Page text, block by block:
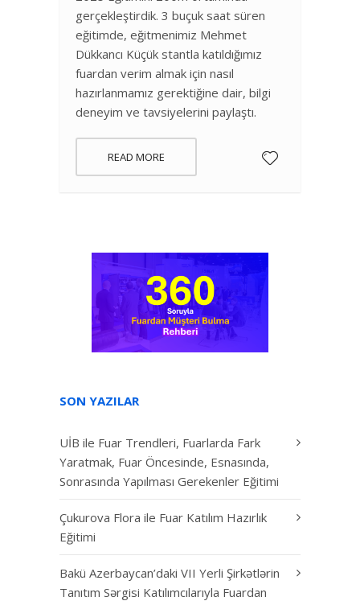
gerçekleştirdik. 3 buçuk saat süren
eğitimde, eğitmenimiz Mehmet
Dükkancı Küçük stantla katıldığımız
fuardan verim almak için nasıl
hazırlanmamız gerektiğine dair, bilgi
deneyim ve tavsiyelerini paylaştı.
READ MORE
SON YAZILAR
UİB ile Fuar Trendleri, Fuarlarda Fark
Yaratmak, Fuar Öncesinde, Esnasında,
Sonrasında Yapılması Gerekenler Eğitimi
Çukurova Flora ile Fuar Katılım Hazırlık
Eğitimi
Bakü Azerbaycan’daki VII Yerli Şirkətlərin
Tanıtım Sərgisi Katılımcılarıyla Fuardan